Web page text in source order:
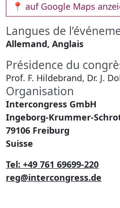
📍 auf Google Maps
Langues de
Allemand, Anglais
Présidence du
Prof. F. Hildebrand, Dr. J.
Organisation
Intercongress GmbH
Ingeborg-Krummer-
79106 Freiburg
Suisse
Tel: +49 761 69699-220
reg@intercongress.de